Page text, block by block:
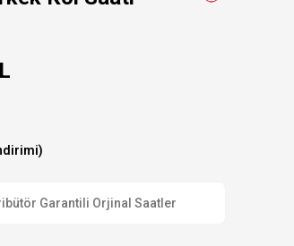
Garantili Orjinal Saatler